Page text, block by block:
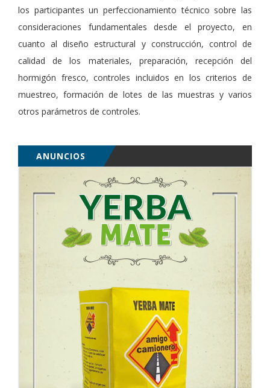
los participantes un perfeccionamiento técnico sobre las
consideraciones fundamentales desde el proyecto, en
cuanto al diseño estructural y construcción, control de
calidad de los materiales, preparación, recepción del
hormigón fresco, controles incluidos en los criterios de
muestreo, formación de lotes de las muestras y varios
otros parámetros de controles.
ANUNCIOS